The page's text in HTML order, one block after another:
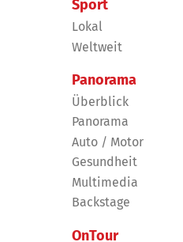
Sport
Lokal
Weltweit
Panorama
Überblick
Panorama
Auto / Motor
Gesundheit
Multimedia
Backstage
OnTour